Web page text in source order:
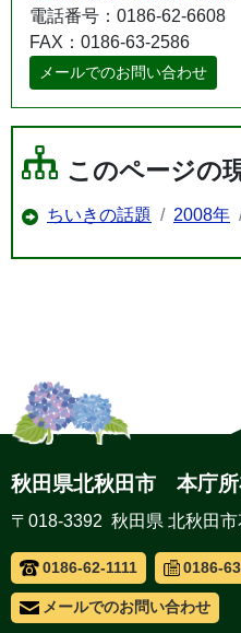
電話番号：0186-62-6608
FAX：0186-63-2586
メールでのお問い合わせ
このページの
ちいきの話題 2008年
秋田県北秋田市 本庁所
〒018-3392 秋田県 北秋田
0186-62-1111 0186-
メールでのお問い合わせ